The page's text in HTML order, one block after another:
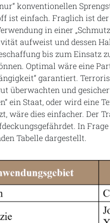
konventionellen
ist einfach. Fraglich ist
in einer
aufweist und dessen
bis zum Einsatz
Optimal wäre eine
garantiert.
überwachten und
ein Staat, oder wird eine
wäre dies einfacher. Der
In
Tabelle dargestellt.